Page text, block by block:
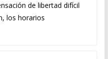
de libertad difícil
los horarios